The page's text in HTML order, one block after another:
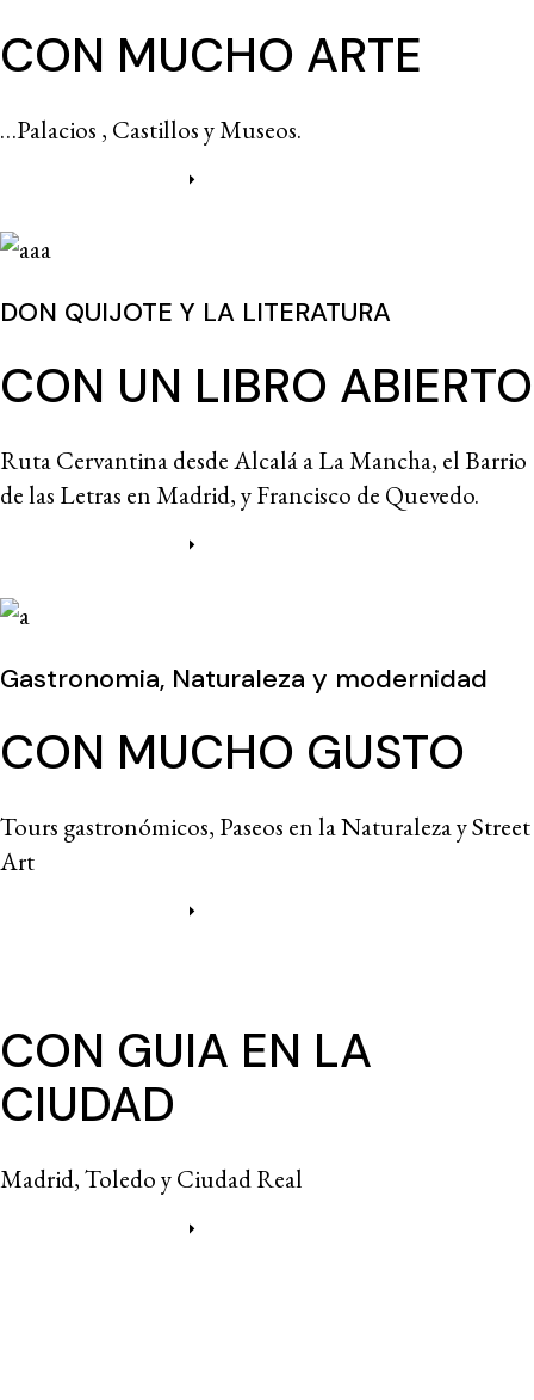
CON MUCHO ARTE
…Palacios , Castillos y Museos.
DON QUIJOTE Y LA LITERATURA
CON UN LIBRO ABIERTO
Ruta Cervantina desde Alcalá a La Mancha, el Barrio
de las Letras en Madrid, y Francisco de Quevedo.
Gastronomia, Naturaleza y modernidad
CON MUCHO GUSTO
Tours gastronómicos, Paseos en la Naturaleza y Street
Art
CON GUIA EN LA
CIUDAD
Madrid, Toledo y Ciudad Real